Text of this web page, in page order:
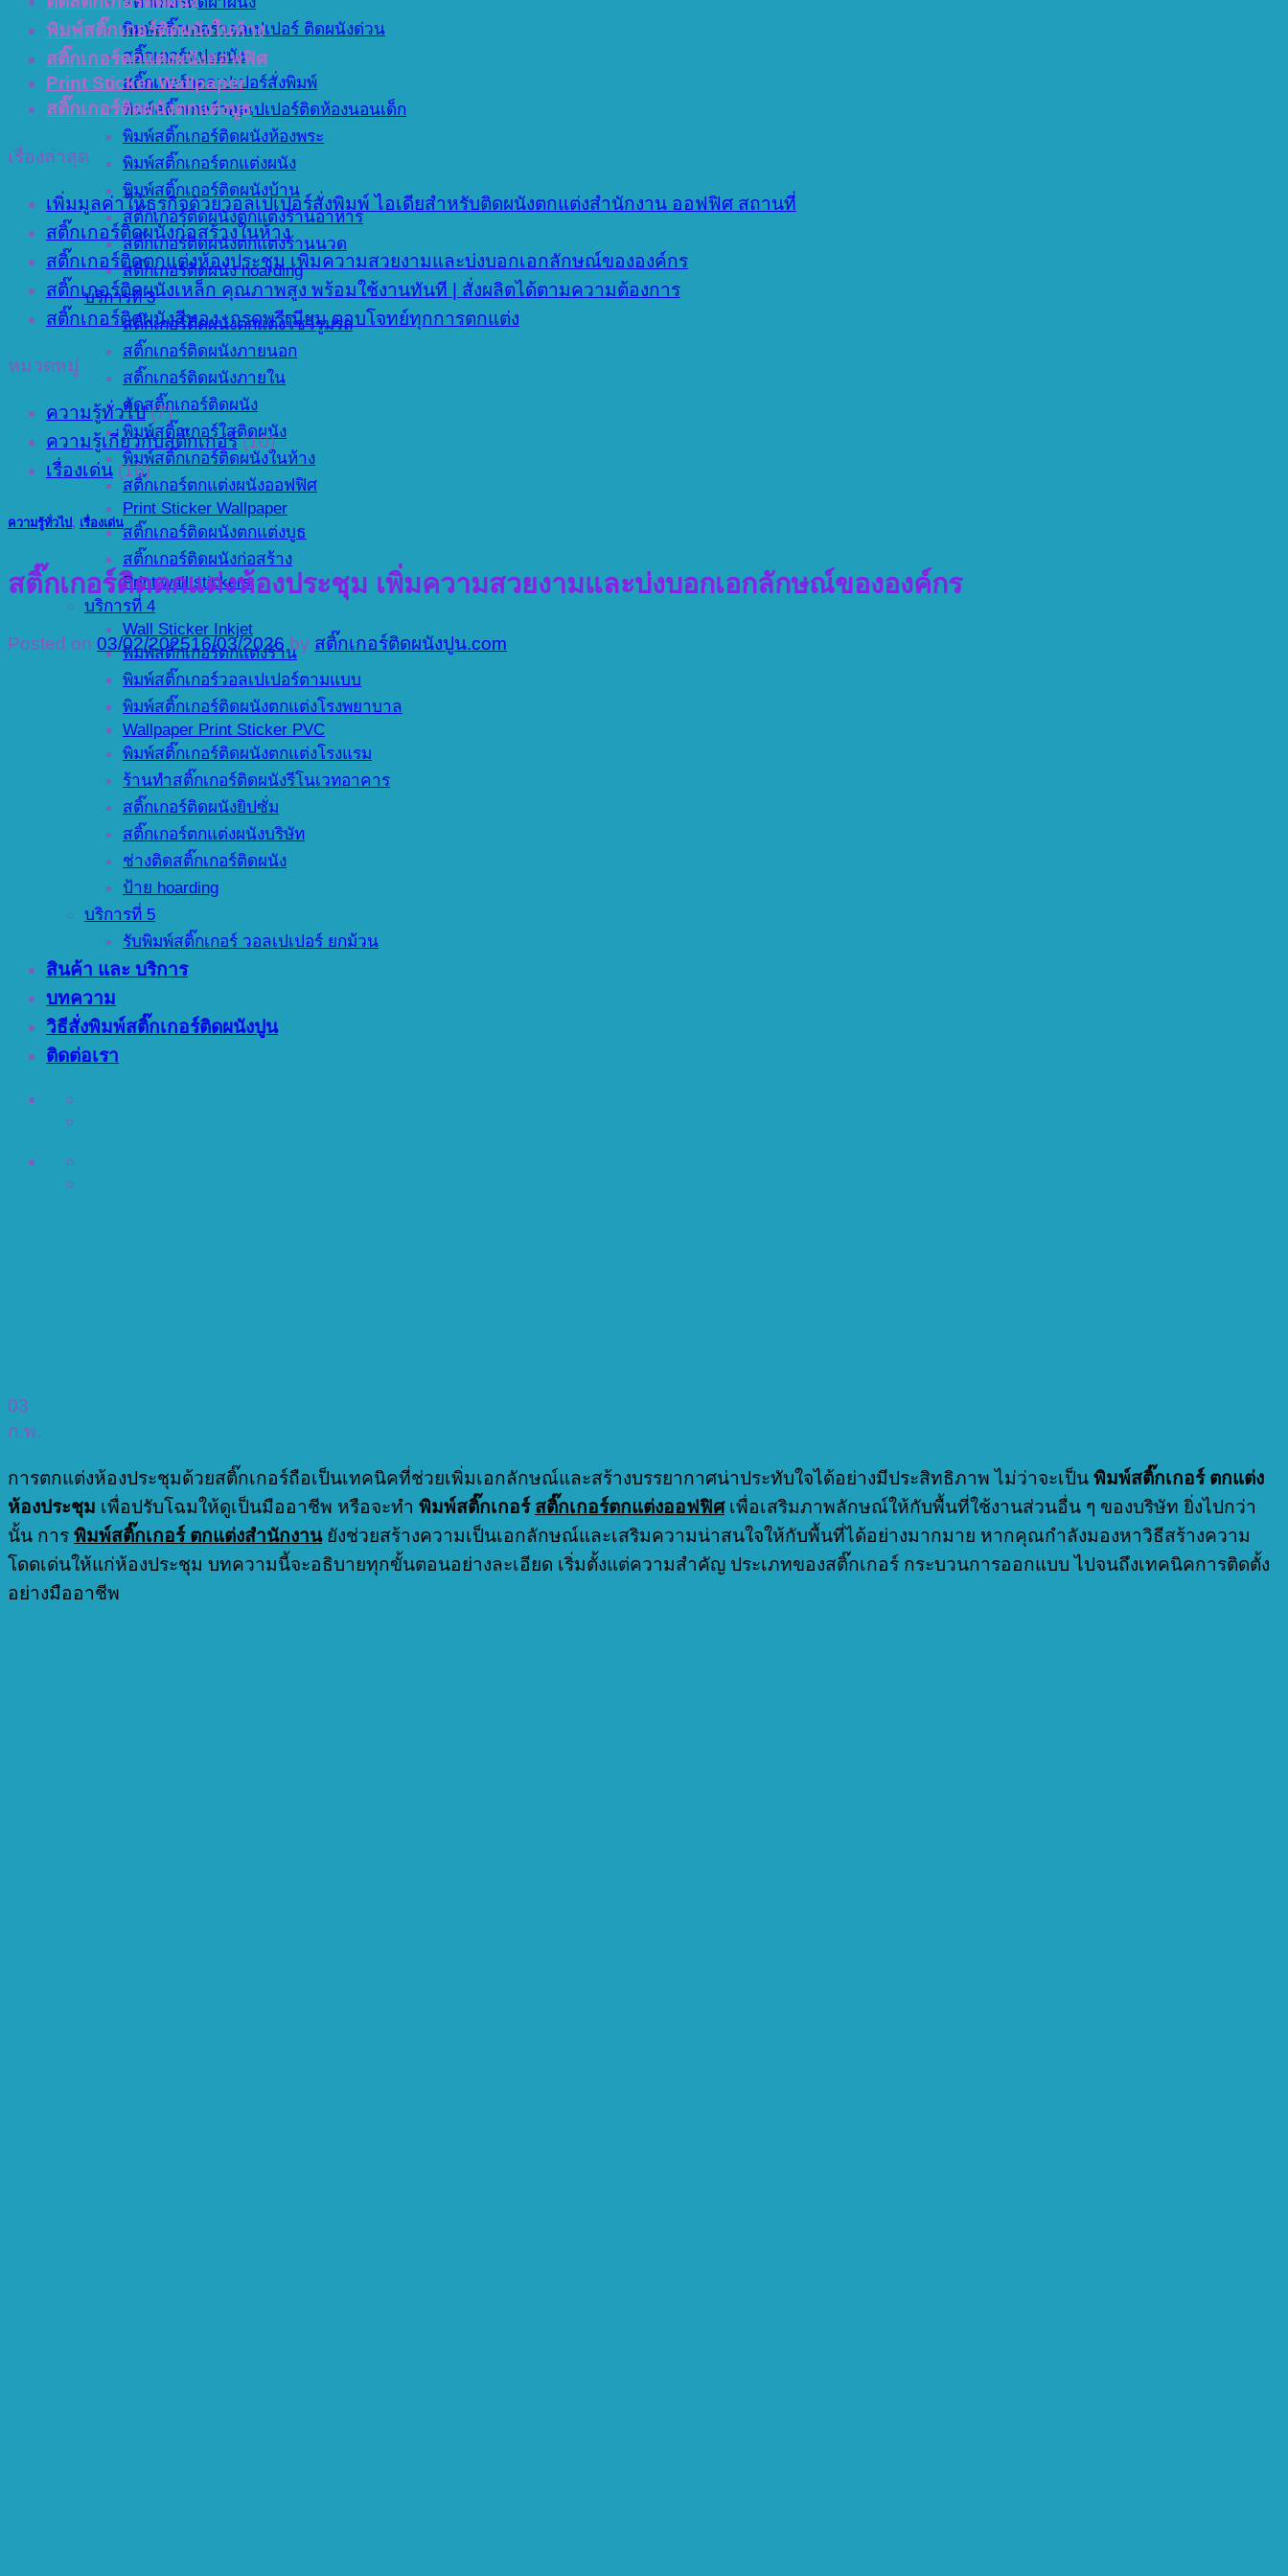
พิมพ์สติ๊กเกอร์วอลเปเปอร์ ติดผนังด่วน
สติ๊กเกอร์แปะผนัง
สติ๊กเกอร์วอลเปเปอร์สั่งพิมพ์
พิมพ์สติ๊กเกอร์วอลเปเปอร์ติดห้องนอนเด็ก
พิมพ์สติ๊กเกอร์ติดผนังห้องพระ
พิมพ์สติ๊กเกอร์ตกแต่งผนัง
พิมพ์สติ๊กเกอร์ติดผนังบ้าน
สติ๊กเกอร์ติดผนังตกแต่งร้านอาหาร
สติ๊กเกอร์ติดผนังตกแต่งร้านนวด
สติ๊กเกอร์ติดผนัง hoarding
บริการที่ 3
สติ๊กเกอร์ติดผนังตกแต่งโชว์รูมรถ
สติ๊กเกอร์ติดผนังภายนอก
สติ๊กเกอร์ติดผนังภายใน
ตัดสติ๊กเกอร์ติดผนัง
พิมพ์สติ๊กเกอร์ใสติดผนัง
พิมพ์สติ๊กเกอร์ติดผนังในห้าง
สติ๊กเกอร์ตกแต่งผนังออฟฟิศ
Print Sticker Wallpaper
สติ๊กเกอร์ติดผนังตกแต่งบูธ
สติ๊กเกอร์ติดผนังก่อสร้าง
Print wall stickers
บริการที่ 4
Wall Sticker Inkjet
พิมพ์สติ๊กเกอร์ตกแต่งร้าน
พิมพ์สติ๊กเกอร์วอลเปเปอร์ตามแบบ
พิมพ์สติ๊กเกอร์ติดผนังตกแต่งโรงพยาบาล
Wallpaper Print Sticker PVC
พิมพ์สติ๊กเกอร์ติดผนังตกแต่งโรงแรม
ร้านทำสติ๊กเกอร์ติดผนังรีโนเวทอาคาร
สติ๊กเกอร์ติดผนังยิปซั่ม
สติ๊กเกอร์ตกแต่งผนังบริษัท
ช่างติดสติ๊กเกอร์ติดผนัง
ป้าย hoarding
บริการที่ 5
รับพิมพ์สติ๊กเกอร์ วอลเปเปอร์ ยกม้วน
สินค้า และ บริการ
บทความ
วิธีสั่งพิมพ์สติ๊กเกอร์ติดผนังปูน
ติดต่อเรา
พิมพ์สติ๊กเกอร์ติดผนังในห้าง
สติ๊กเกอร์ตกแต่งผนังออฟฟิศ
Print Sticker Wallpaper
สติ๊กเกอร์ติดผนังตกแต่งบูธ
เรื่องล่าสุด
เพิ่มมูลค่าให้ธุรกิจด้วยวอลเปเปอร์สั่งพิมพ์ ไอเดียสำหรับติดผนังตกแต่งสำนักงาน ออฟฟิศ สถานที่
สติ๊กเกอร์ติดผนังก่อสร้างในห้าง
สติ๊กเกอร์ติดตกแต่งห้องประชุม เพิ่มความสวยงามและบ่งบอกเอกลักษณ์ขององค์กร
สติ๊กเกอร์ติดผนังเหล็ก คุณภาพสูง พร้อมใช้งานทันที | สั่งผลิตได้ตามความต้องการ
สติ๊กเกอร์ติดผนังสีทอง เกรดพรีเมียม ตอบโจทย์ทุกการตกแต่ง
หมวดหมู่
ความรู้ทั่วไป(7)
ความรู้เกี่ยวกับสติ๊กเกอร์(10)
เรื่องเด่น (16)
ความรู้ทั่วไป, เรื่องเด่น
สติ๊กเกอร์ติดตกแต่งห้องประชุม เพิ่มความสวยงามและบ่งบอกเอกลักษณ์ขององค์กร
Posted on 03/02/202516/03/2026 by สติ๊กเกอร์ติดผนังปูน.com
03
ก.พ.
การตกแต่งห้องประชุมด้วยสติ๊กเกอร์ถือเป็นเทคนิคที่ช่วยเพิ่มเอกลักษณ์และสร้างบรรยากาศน่าประทับใจได้อย่างมีประสิทธิภาพ ไม่ว่าจะเป็น พิมพ์สติ๊กเกอร์ ตกแต่ง
ห้องประชุม เพื่อปรับโฉมให้ดูเป็นมืออาชีพ หรือจะทำ พิมพ์สติ๊กเกอร์ สติ๊กเกอร์ตกแต่งออฟฟิศเพื่อเสริมภาพลักษณ์ให้กับพื้นที่ใช้งานส่วนอื่น ๆ ของบริษัท ยิ่งไปกว่า
นั้น การ พิมพ์สติ๊กเกอร์ ตกแต่งสำนักงานยังช่วยสร้างความเป็นเอกลักษณ์และเสริมความน่าสนใจให้กับพื้นที่ได้อย่างมากมาย หากคุณกำลังมองหาวิธีสร้างความ
โดดเด่นให้แก่ห้องประชุม บทความนี้จะอธิบายทุกขั้นตอนอย่างละเอียด เริ่มตั้งแต่ความสำคัญ ประเภทของสติ๊กเกอร์ กระบวนการออกแบบ ไปจนถึงเทคนิคการติดตั้ง
อย่างมืออาชีพ